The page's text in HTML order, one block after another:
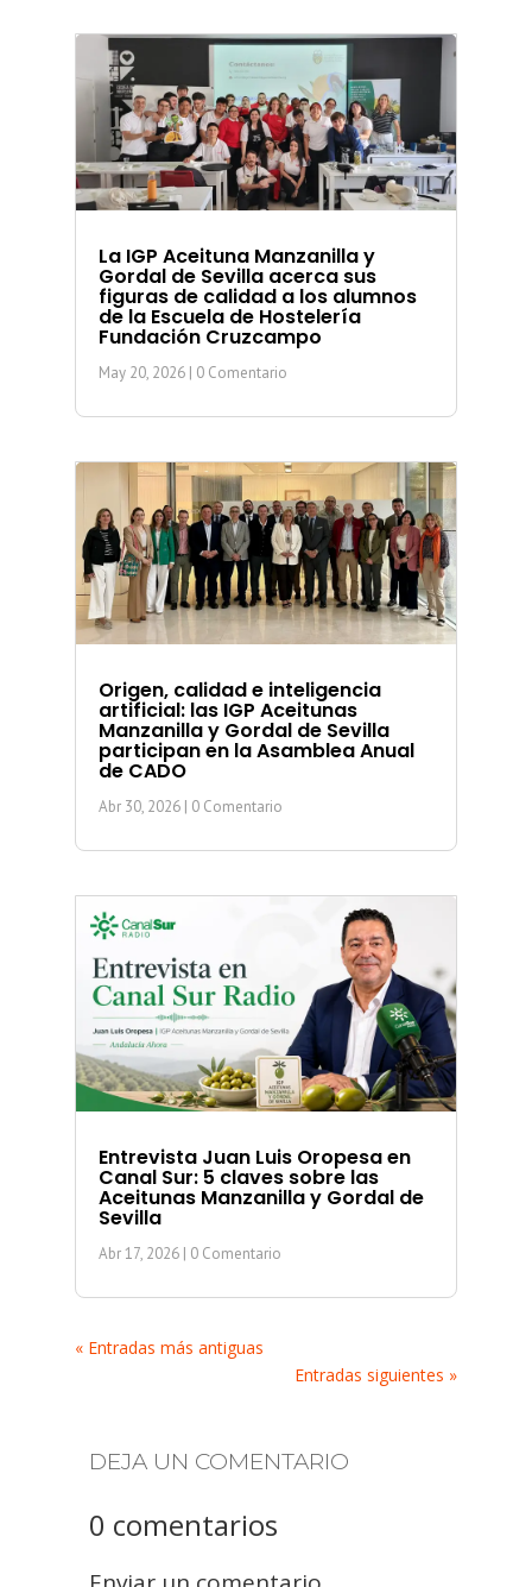
La IGP Aceituna Manzanilla y
Gordal de Sevilla acerca sus
figuras de calidad a los alumnos
de la Escuela de Hostelería
Fundación Cruzcampo
May 20, 2026| 0 Comentario
Origen, calidad e inteligencia
artificial: las IGP Aceitunas
Manzanilla y Gordal de Sevilla
participan en la Asamblea Anual
de CADO
Abr 30, 2026| 0 Comentario
Entrevista Juan Luis Oropesa en
Canal Sur: 5 claves sobre las
Aceitunas Manzanilla y Gordal de
Sevilla
Abr 17, 2026| 0 Comentario
« Entradas más antiguas
Entradas siguientes »
DEJA UN COMENTARIO
0 comentarios